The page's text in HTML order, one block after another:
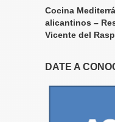
Cocina
alicantinos –
Vicente del
DATE A